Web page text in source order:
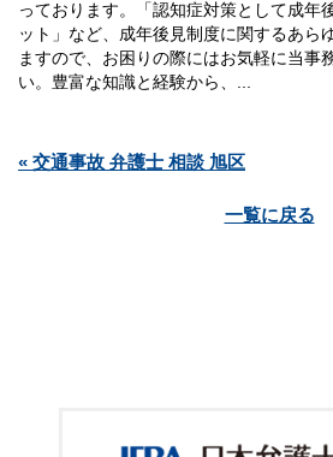
っております。「認知症対策として成年
ット」など、成年後見制度に関するあら
ますので、お困りの際にはお気軽に当事
い。豊富な知識と経験から、...
« 交通事故 弁護士 相談 旭区
一覧に戻る